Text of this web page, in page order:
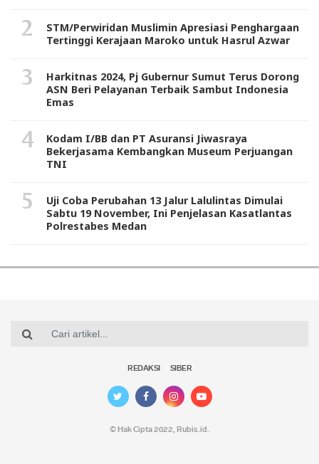
STM/Perwiridan Muslimin Apresiasi Penghargaan
Tertinggi Kerajaan Maroko untuk Hasrul Azwar
Harkitnas 2024, Pj Gubernur Sumut Terus Dorong
ASN Beri Pelayanan Terbaik Sambut Indonesia
Emas
Kodam I/BB dan PT Asuransi Jiwasraya
Bekerjasama Kembangkan Museum Perjuangan
TNI
Uji Coba Perubahan 13 Jalur Lalulintas Dimulai
Sabtu 19 November, Ini Penjelasan Kasatlantas
Polrestabes Medan
REDAKSI SIBER
© Hak Cipta 2022, Rubis.id.